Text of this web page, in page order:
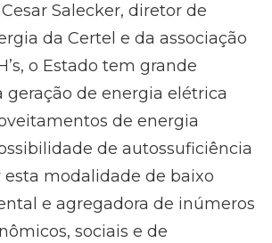
Salecker, diretor de
da Certel e da associação
o Estado tem grande
geração de energia elétrica
de energia
de autossuficiência
modalidade de baixo
e agregadora de inúmeros
sociais e de